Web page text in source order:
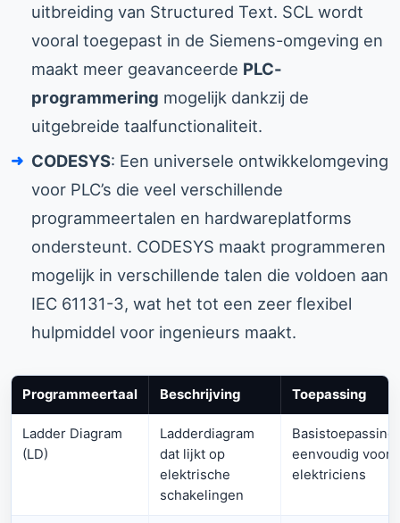
uitbreiding van Structured Text. SCL wordt
vooral toegepast in de Siemens-omgeving en
maakt meer geavanceerde PLC-
programmering mogelijk dankzij de
uitgebreide taalfunctionaliteit.
CODESYS: Een universele ontwikkelomgeving
voor PLC’s die veel verschillende
programmeertalen en hardwareplatforms
ondersteunt. CODESYS maakt programmeren
mogelijk in verschillende talen die voldoen aan
IEC 61131-3, wat het tot een zeer flexibel
hulpmiddel voor ingenieurs maakt.
Programmeertaal Beschrijving Toepassing
Ladder Diagram
(LD)
Ladderdiagram
dat lijkt op
elektrische
schakelingen
eenvoudig voor
elektriciens